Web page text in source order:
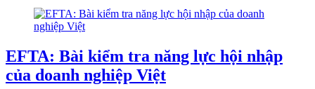
EFTA: Bài kiểm tra năng lực hội nhập
của doanh nghiệp Việt